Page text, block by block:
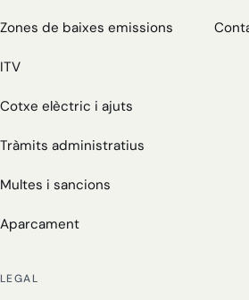
Zones de baixes emissions
ITV
Cotxe elèctric i ajuts
Tràmits administratius
Multes i sancions
Aparcament
LEGAL